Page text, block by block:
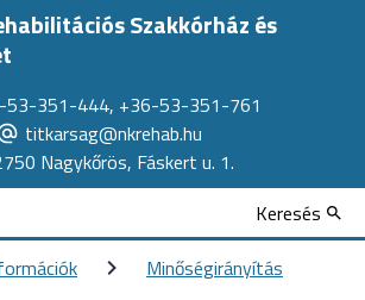
Szakkórház és
53-351-444, +36-53-351-761
titkarsag@nkrehab.hu
Nagykőrös, Fáskert u. 1.
Keresés
Minőségirányítás